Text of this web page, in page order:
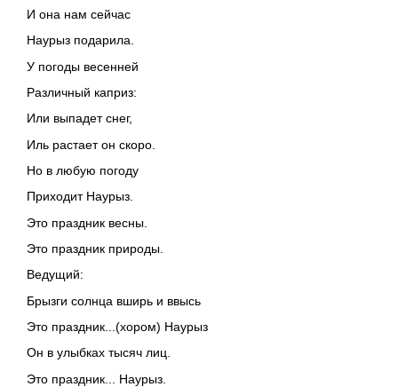
И она нам сейчас
Наурыз подарила.
У погоды весенней
Различный каприз:
Или выпадет снег,
Иль растает он скоро.
Но в любую погоду
Приходит Наурыз.
Это праздник весны.
Это праздник природы.
Ведущий:
Брызги солнца вширь и ввысь
Это праздник...(хором) Наурыз
Он в улыбках тысяч лиц.
Это праздник... Наурыз.